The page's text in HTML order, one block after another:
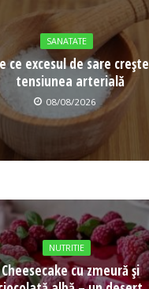
SANATATE
ce excesul de sare crește
tensiunea arterială
08/08/2026
NUTRITIE
Cheesecake cu zmeură și